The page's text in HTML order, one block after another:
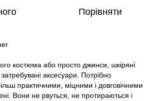
Порівняти
костюма або просто джинси, шкіряні
аксесуари. Потрібно
практичними, міцними і довговічними
Вони не рвуться, не протираються і